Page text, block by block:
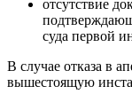
отсутствие
суда первой
В случае отказа в
вышестоящую